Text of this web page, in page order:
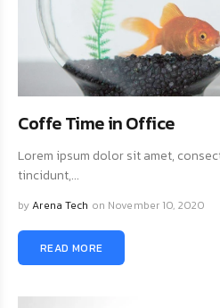
Coffe Time in Office
Lorem ipsum dolor sit amet,
tincidunt,...
byArena Tech on November 10, 2020
READ MORE